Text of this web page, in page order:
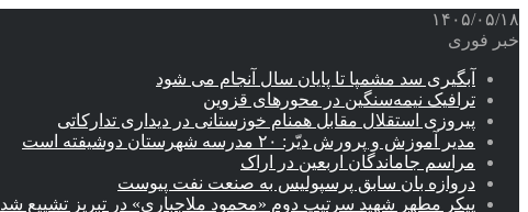
۱۴۰۵/۰۵/۱۸
خبر فوری
آبگیری سد مشمپا تا پایان سال آنجام می شود
ترافیک نیمه‌سنگین در محورهای قزوین
پیروزی استقلال مقابل همنام خوزستانی در دیداری تدارکاتی
مدیر آموزش و پرورش دیّر: ۲۰ مدرسه شهرستان دوشیفته است
مراسم جاماندگان اربعین در اراک
دروازه بان سابق پرسپولیس به صنعت نفت پیوست
پیکر مطهر شهید سرتیپ دوم «محمود ملاجباری» در تبریز تشییع شد